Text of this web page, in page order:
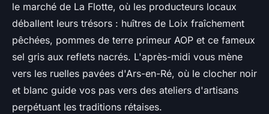
le marché de La Flotte, où les producteurs locaux
déballent leurs trésors : huîtres de Loix fraîchement
pêchées, pommes de terre primeur AOP et ce fameux
sel gris aux reflets nacrés. L'après-midi vous mène
vers les ruelles pavées d'Ars-en-Ré, où le clocher noir
et blanc guide vos pas vers des ateliers d'artisans
perpétuant les traditions rétaises.